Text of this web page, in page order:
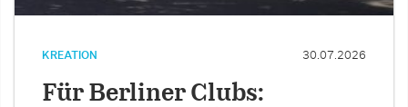
KREATION 30.07.2026
Für Berliner Clubs: